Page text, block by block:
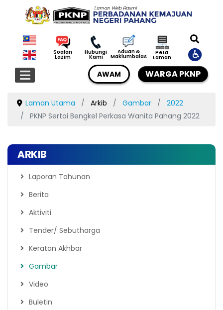
Soalan
Lazim
Hubungi
Kami
Aduan &
Maklumbalas
Peta
Laman
AWAM WARGA PKNP
Laman Utama Arkib Gambar
2022
PKNP Sertai Bengkel Perkasa Wanita Pahang 2022
ARKIB
Laporan Tahunan
Berita
Aktiviti
Tender/ Sebutharga
Keratan Akhbar
Gambar
Video
Buletin